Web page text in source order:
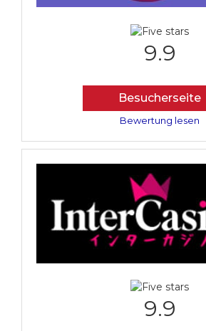
9.9
Besucherseite
Bewertung lesen
9.9